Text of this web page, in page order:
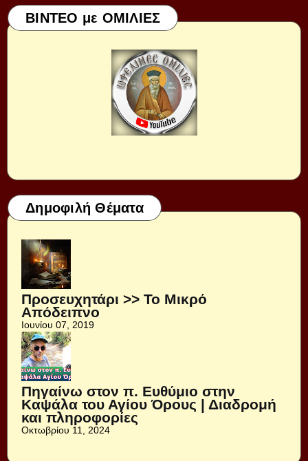
ΒΙΝΤΕΟ με ΟΜΙΛΙΕΣ
Δημοφιλή Θέματα
Προσευχητάρι >> Το Μικρό
Απόδειπνο
Ιουνίου 07, 2019
Πηγαίνω στον π. Ευθύμιο στην
Καψάλα του Αγίου Όρους | Διαδρομή
και πληροφορίες
Οκτωβρίου 11, 2024